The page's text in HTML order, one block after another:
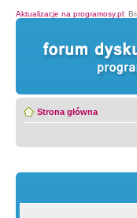
Aktualizacje na programosy.pl:
Strona główna